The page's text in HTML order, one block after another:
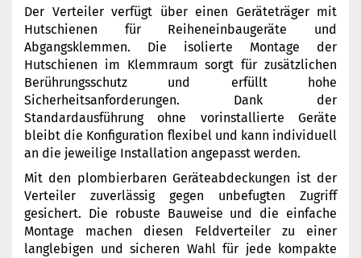
Der Verteiler verfügt über einen Geräteträger mit
Hutschienen für Reiheneinbaugeräte und
Abgangsklemmen. Die isolierte Montage der
Hutschienen im Klemmraum sorgt für zusätzlichen
Berührungsschutz und erfüllt hohe
Sicherheitsanforderungen. Dank der
Standardausführung ohne vorinstallierte Geräte
bleibt die Konfiguration flexibel und kann individuell
an die jeweilige Installation angepasst werden.
Mit den plombierbaren Geräteabdeckungen ist der
Verteiler zuverlässig gegen unbefugten Zugriff
gesichert. Die robuste Bauweise und die einfache
Montage machen diesen Feldverteiler zu einer
langlebigen und sicheren Wahl für jede kompakte